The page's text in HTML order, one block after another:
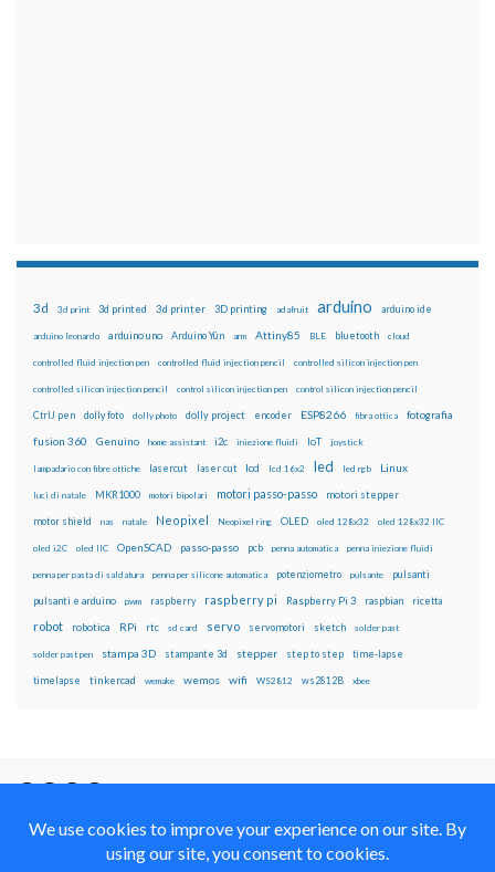
3d 3d print 3d printed 3d printer 3D printing adafruit arduino arduino ide
arduino leonardo arduino uno Arduino Yún arm Attiny85 BLE bluetooth cloud
controlled fluid injection pen controlled fluid injection pencil controlled silicon injection pen
controlled silicon injection pencil control silicon injection pen control silicon injection pencil
CtrlJ pen dolly foto dolly photo dolly project encoder ESP8266 fibra ottica fotografia
fusion 360 Genuino home assistant i2c iniezione fluidi IoT joystick
lampadario con fibre ottiche lasercut laser cut lcd lcd 16x2 led led rgb Linux
luci di natale MKR1000 motori bipolari motori passo-passo motori stepper
motor shield nas natale Neopixel Neopixel ring OLED oled 128x32 oled 128x32 IIC
oled i2C oled IIC OpenSCAD passo-passo pcb penna automatica penna iniezione fluidi
penna per pasta di saldatura penna per silicone automatica potenziometro pulsante pulsanti
pulsanti e arduino pwm raspberry raspberry pi Raspberry Pi 3 raspbian ricetta
robot robotica RPi rtc sd card servo servomotori sketch solder past
solder past pen stampa 3D stampante 3d stepper step to step time-lapse
timelapse tinkercad wemake wemos wifi WS2812 ws2812B xbee
Alike 4.0 International